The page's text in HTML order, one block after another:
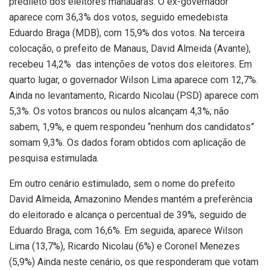
aparece com 36,3% dos votos, seguido emedebista
Eduardo Braga (MDB), com 15,9% dos votos. Na terceira
colocação, o prefeito de Manaus, David Almeida (Avante),
recebeu 14,2% das intenções de votos dos eleitores. Em
quarto lugar, o governador Wilson Lima aparece com 12,7%.
Ainda no levantamento, Ricardo Nicolau (PSD) aparece com
5,3%. Os votos brancos ou nulos alcançam 4,3%; não
sabem, 1,9%, e quem respondeu “nenhum dos candidatos”
somam 9,3%. Os dados foram obtidos com aplicação de
pesquisa estimulada.
Em outro cenário estimulado, sem o nome do prefeito
David Almeida, Amazonino Mendes mantém a preferência
do eleitorado e alcança o percentual de 39%, seguido de
Eduardo Braga, com 16,6%. Em seguida, aparece Wilson
Lima (13,7%), Ricardo Nicolau (6%) e Coronel Menezes
(5,9%) Ainda neste cenário, os que responderam que votam